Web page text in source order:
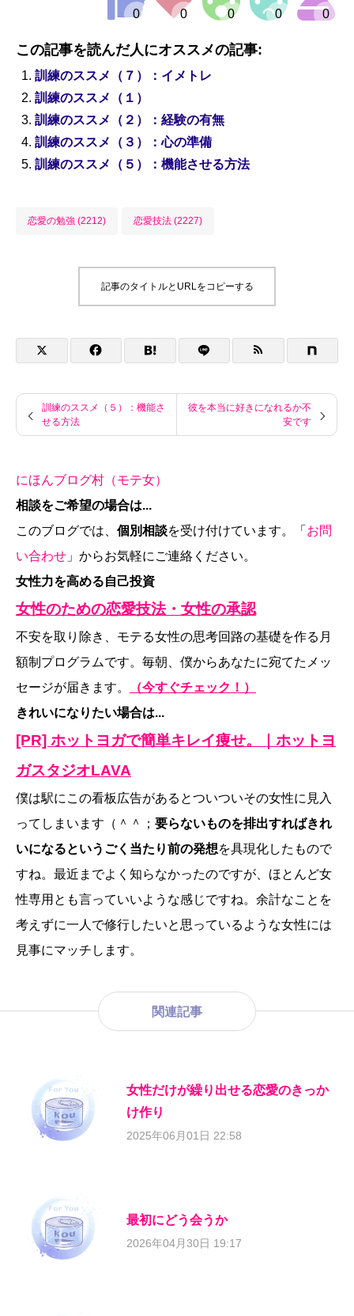
この記事を読んだ人にオススメの記事:
訓練のススメ（７）：イメトレ
訓練のススメ（１）
訓練のススメ（２）：経験の有無
訓練のススメ（３）：心の準備
訓練のススメ（５）：機能させる方法
恋愛の勉強 (2212) 恋愛技法 (2227)
記事のタイトルとURLをコピーする
訓練のススメ（５）：機能さ
せる方法
彼を本当に好きになれるか不
安です
にほんブログ村（モテ女）
相談をご希望の場合は...
このブログでは、 個別相談を受け付けています。「 お問
い合わせ 」からお気軽にご連絡ください。
女性力を高める自己投資
女性のための恋愛技法・女性の承認
不安を取り除き、モテる女性の思考回路の基礎を作る月
額制プログラムです。毎朝、僕からあなたに宛てたメッ
セージが届きます。
（今すぐチェック！）
きれいになりたい場合は...
[PR] ホットヨガで簡単キレイ痩せ。｜ホットヨ
ガスタジオLAVA
僕は駅にこの看板広告があるとついついその女性に見入
ってしまいます（＾＾； 要らないものを排出すればきれ
いになるというごく当たり前の発想を具現化したもので
すね。最近までよく知らなかったのですが、ほとんど女
性専用とも言っていいような感じですね。余計なことを
考えずに一人で修行したいと思っているような女性には
見事にマッチします。
関連記事
女性だけが繰り出せる恋愛のきっか
け作り
2025年06月01日 22:58
最初にどう会うか
2026年04月30日 19:17